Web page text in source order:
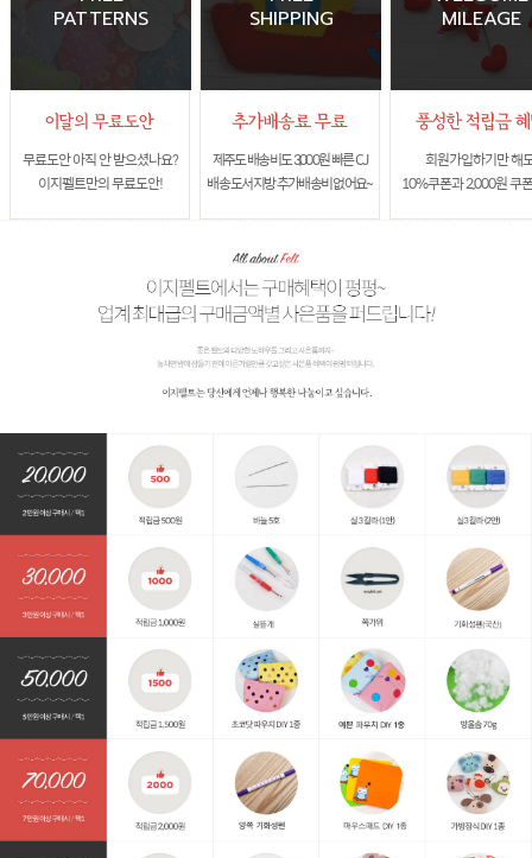
PATTERNS
무료도안 아직 안 받으셨나요?
이지펠트만의 무료도안!
SHIPPING
제주도 배송비도 3,000원 빠른 CJ
배송 도서지방 추가배송비 없어요~
MILEAGE
회원가입하기만 해
10%쿠폰과 2,000원 쿠